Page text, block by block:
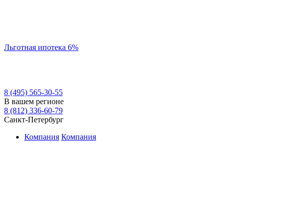
Льготная ипотека 6%
8 (495) 565-30-55
В вашем регионе
8 (812) 336-60-79
Санкт-Петербург
Компания Компания